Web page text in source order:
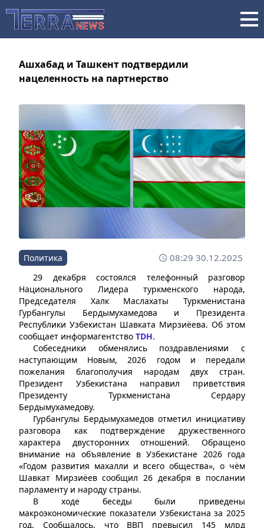
Ашхабад и Ташкент подтвердили
нацеленность на партнерство
Политика 08:29 30.12.2025
29 декабря состоялся телефонный разговор
Национального Лидера туркменского народа,
Председателя Халк Маслахаты Туркменистана
Гурбангулы Бердымухамедова и Президента
Республики Узбекистан Шавката Мирзиёева. Об этом
сообщает информагентство TDH.
Собеседники обменялись поздравлениями с
наступающим Новым, 2026 годом и передали
пожелания благополучия народам двух стран.
Президент Узбекистана направил приветствия
Президенту Туркменистана Сердару
Бердымухамедову.
Гурбангулы Бердымухамедов отметил инициативу
разговора как подтверждение дружественного
характера двусторонних отношений. Обращено
внимание на объявление в Узбекистане 2026 года
«Годом развития махалли и всего общества», о чём
Шавкат Мирзиёев сообщил 26 декабря в послании
парламенту и народу страны.
В ходе беседы были приведены
макроэкономические показатели Узбекистана за 2025
год. Сообщалось, что ВВП превысил 145 млрд